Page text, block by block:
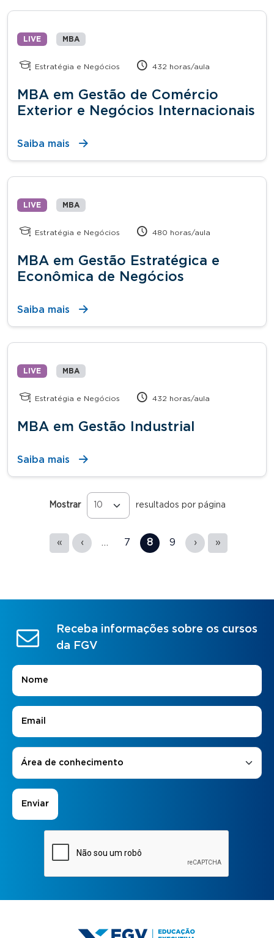
LIVE MBA
Estratégia e Negócios 432 horas/aula
MBA em Gestão de Comércio
Exterior e Negócios Internacionais
Saiba mais
LIVE MBA
Estratégia e Negócios 480 horas/aula
MBA em Gestão Estratégica e
Econômica de Negócios
Saiba mais
LIVE MBA
Estratégia e Negócios 432 horas/aula
MBA em Gestão Industrial
Saiba mais
Mostrar resultados por página
Páginas
« ‹ … 7 8 9 › »
Receba informações sobre os cursos
da FGV
Nome
E-mail
Áreas de Interesse
Área de conhecimento